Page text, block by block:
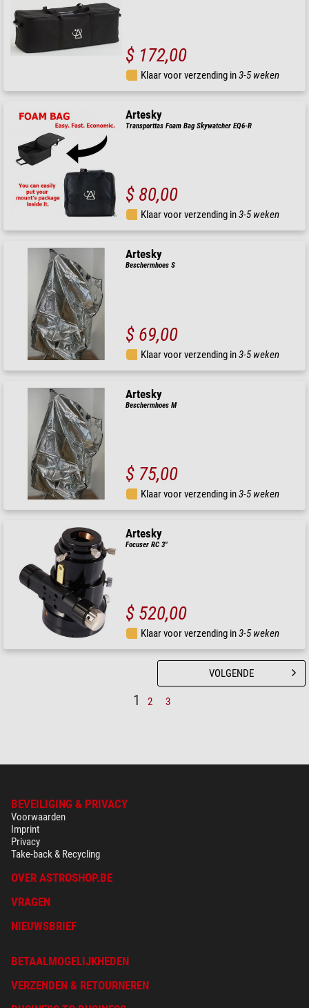
$ 172,00
Klaar voor verzending in3-5 weken
Artesky
Transporttas Foam Bag Skywatcher EQ6-R
$ 80,00
Klaar voor verzending in3-5 weken
Artesky
Beschermhoes S
$ 69,00
Klaar voor verzending in3-5 weken
Artesky
Beschermhoes M
$ 75,00
Klaar voor verzending in3-5 weken
Artesky
Focuser RC 3"
$ 520,00
Klaar voor verzending in3-5 weken
1 2 3
VOLGENDE
BEVEILIGING & PRIVACY
Voorwaarden
Imprint
Privacy
Take-back & Recycling
OVER ASTROSHOP.BE
VRAGEN
NIEUWSBRIEF
BETAALMOGELIJKHEDEN
VERZENDEN & RETOURNEREN